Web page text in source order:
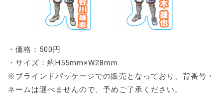
・価格：500円
・サイズ：約H55mm×W28mm
※ブラインドパッケージでの販売となっており、背番号・
ネームは選べませんので、予めご了承ください。